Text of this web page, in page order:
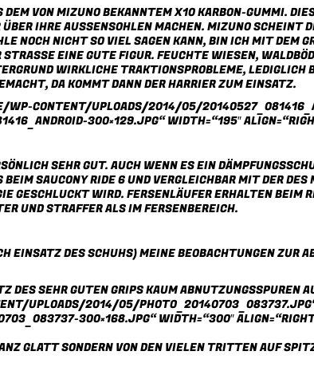
DEM VON MIZUNO BEKANNTEM X10 KARBON-GUMMI.
IHRE AUSSENSOHLEN MACHEN. MIZUNO
NOCH NICHT SO VIEL SAGEN KANN, BIN ICH MIT DEM
EINE GUTE FIGUR. FEUCHTE WIESEN,
WIRKLICHE TRAKTIONSPROBLEME, LEDIGLICH
DA KOMMT DANN DER HARRIERZUM EINSATZ.
WP-CONTENT/UPLOADS/2014/05/
300×129.JPG“ WIDTH=“195″
SEHR GUT. AUCH WENN ES EIN
BEIMSAUCONY RIDE 6UND VERGLEICHBAR MIT DER DES
WIRD. FERSENLÄUFER ERHALTEN BEIM
STRAFFER ALS IM FERSENBEREICH.
EINSATZ DES SCHUHS) MEINE BEOBACHTUNGEN ZUR
DES SEHR GUTEN GRIPS KAUM ABNUTZUNGSSPUREN
UPLOADS/2014/05/
300×168.JPG“ WIDTH=“300″
GLATT SONDERN VON DEN VIELEN TRITTEN AUF